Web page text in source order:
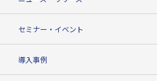
セミナー・イベント
導入事例